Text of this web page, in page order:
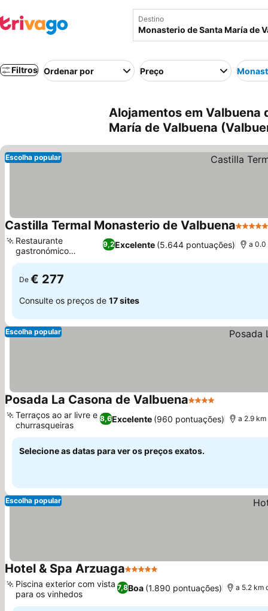
Destino
Filtros Ordenar por Preço
Alojamentos em Valbuena
María de Valbuena
Escolha popular
Castilla Termal Monasterio de Valbuena5
9,2Excelente (5.644 pontuações)
Restaurante
gastronómico
CONVERSO
a 0.0
De € 277
Consulte os preços de 17 sites
Escolha popular
Posada La Casona de Valbuena4 Estrelas
8,6Excelente (960 pontuações)
Terraços ao ar livre e
churrasqueiras
a 2.9
Selecione as datas para ver os preços exatos.
Escolha popular
Hotel & Spa Arzuaga5 Estrelas
7,8Boa (1.890 pontuações)
Piscina exterior com vista
para os vinhedos
a 5.2 km